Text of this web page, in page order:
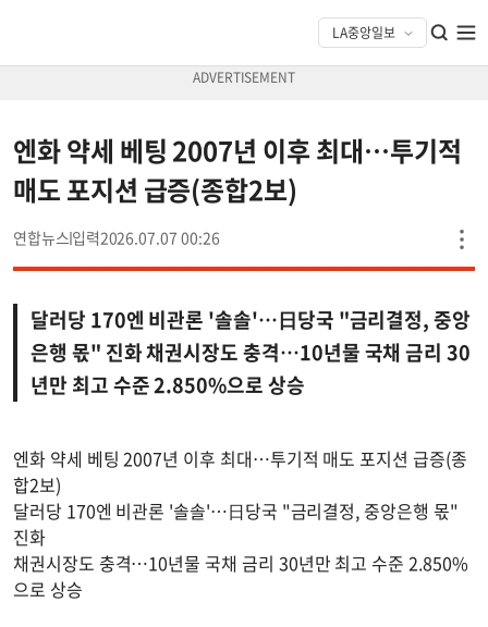
엔화 약세 베팅 2007년 이후 최대…투기적
매도 포지션 급증(종합2보)
연합뉴스 2026.07.07 00:26
달러당 170엔 비관론 '솔솔'…日당국 "금리결정, 중앙
은행 몫" 진화 채권시장도 충격…10년물 국채 금리 30
년만 최고 수준 2.850%으로 상승
엔화 약세 베팅 2007년 이후 최대…투기적 매도 포지션 급증(종
합2보)
달러당 170엔 비관론 '솔솔'…日당국 "금리결정, 중앙은행 몫"
진화
채권시장도 충격…10년물 국채 금리 30년만 최고 수준 2.850%
으로 상승